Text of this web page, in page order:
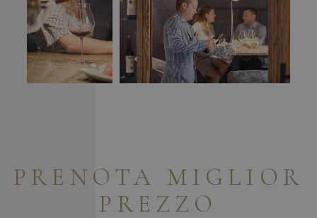
PRENOTA MIGLIOR
PREZZO